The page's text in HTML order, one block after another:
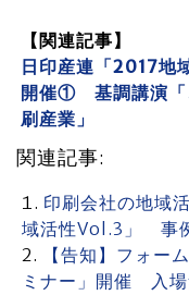
【関連記事】
日印産連「2017地
開催① 基調講演「
刷産業」
関連記事:
印刷会社の地域
域活性Vol.3」 事
【告知】フォー
ミナー」開催 入